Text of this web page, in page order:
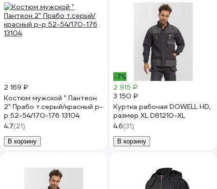
2 169 ₽
Костюм мужской " Пантеон
2" Прабо т.серый/красный р-
р 52-54/170-176 13104
4.7(21)
В корзину
-7%
2 915 ₽
3 150 ₽
Куртка рабочая DOWELL HD,
размер XL D81210-XL
4.6(31)
В корзину